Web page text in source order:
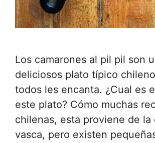
Los camarones al pil pil son
deliciosos plato típico
todos les encanta. ¿Cual es
este plato? Cómo muchas
chilenas, esta proviene de la
vasca, pero existen